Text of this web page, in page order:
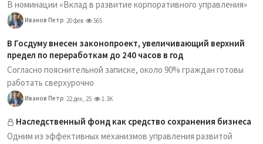
В номинации «Вклад в развитие корпоративного управления»
Иванов Петр 20 фев 565
В Госдуму внесен законопроект, увеличивающий верхний
предел по переработкам до 240 часов в год
Согласно пояснительной записке, около 90% граждан готовы
работать сверхурочно
Иванов Петр 22 дек, 25 1.3K
Наследственный фонд как средство сохранения бизнеса
Одним из эффективных механизмов управления развитой